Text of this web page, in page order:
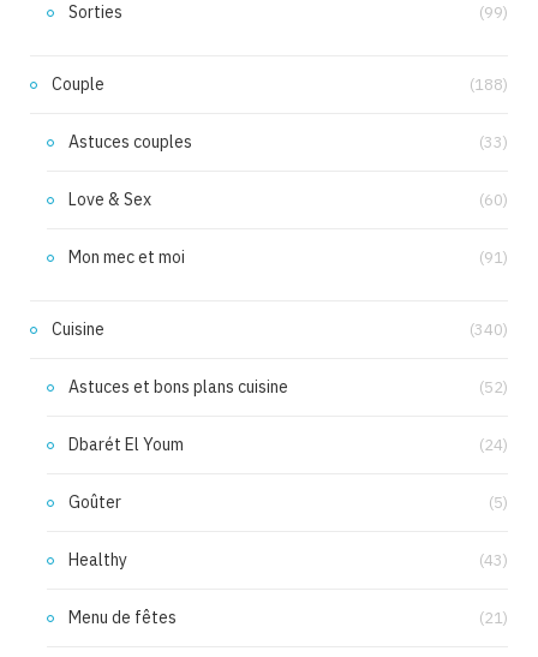
Sorties (99)
Couple (188)
Astuces couples (33)
Love & Sex (60)
Mon mec et moi (91)
Cuisine (340)
Astuces et bons plans cuisine (52)
Dbarét El Youm (24)
Goûter (5)
Healthy (43)
Menu de fêtes (21)